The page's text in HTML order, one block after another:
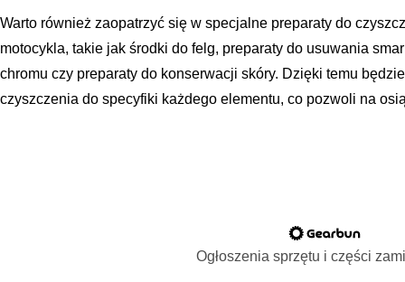
Warto również zaopatrzyć się w specjalne preparaty do
motocykla, takie jak środki do felg, preparaty do usuwania
chromu czy preparaty do konserwacji skóry. Dzięki temu
czyszczenia do specyfiki każdego elementu, co pozwoli na
Ogłoszenia sprzętu i części